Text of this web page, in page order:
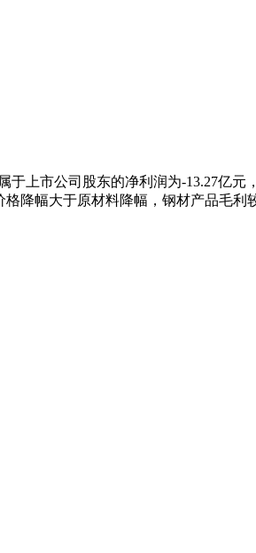
于上市公司股东的净利润为-13.27亿元
降幅大于原材料降幅，钢材产品毛利